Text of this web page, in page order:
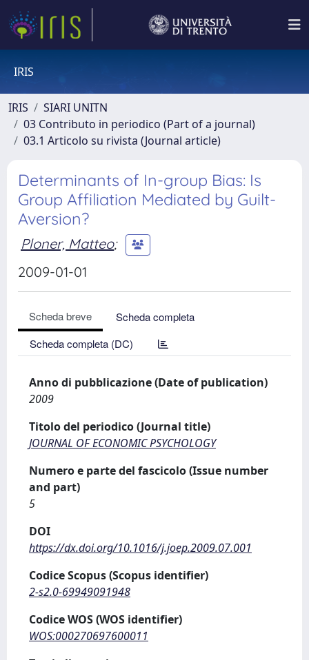
IRIS
IRIS
SIARI UNITN
03 Contributo in periodico (Part of a journal)
03.1 Articolo su rivista (Journal article)
Determinants of In-group Bias: Is
Group Affiliation Mediated by Guilt-
Aversion?
Ploner, Matteo;
2009-01-01
Scheda breve
Scheda completa
Scheda completa (DC)
Anno di pubblicazione (Date of publication)
2009
Titolo del periodico (Journal title)
JOURNAL OF ECONOMIC PSYCHOLOGY
Numero e parte del fascicolo (Issue number
and part)
5
DOI
https://dx.doi.org/10.1016/j.joep.2009.07.001
Codice Scopus (Scopus identifier)
2-s2.0-69949091948
Codice WOS (WOS identifier)
WOS:000270697600011